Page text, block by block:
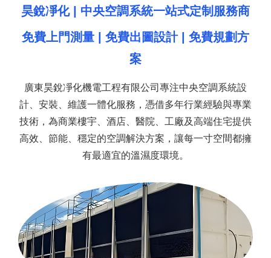
昊銳凈化 | 中央空調系統一站式定制服務商
免費上門測量 | 免費出圖設計 | 免費規劃方
案
廣東昊銳凈化機電工程有限公司專注中央空調系統設
計、安裝、維護一體化服務，憑借多年行業經驗與專業
技術，為商業樓宇、酒店、醫院、工廠及高端住宅提供
高效、節能、穩定的空調解決方案，讓每一寸空間都擁
有最適宜的溫濕度環境。